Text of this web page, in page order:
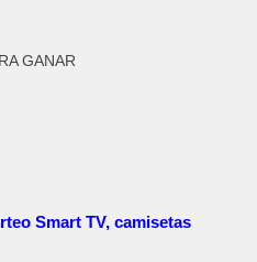
GANAR
Smart TV, camisetas